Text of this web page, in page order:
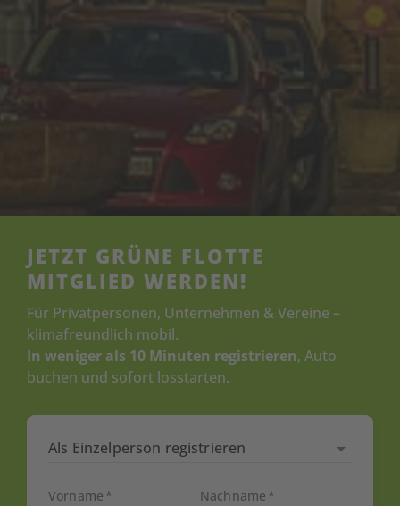
JETZT GRÜNE FLOTTE
MITGLIED WERDEN!
Für Privatpersonen, Unternehmen & Vereine –
klimafreundlich mobil.
In weniger als 10 Minuten registrieren, Auto
buchen und sofort losstarten.